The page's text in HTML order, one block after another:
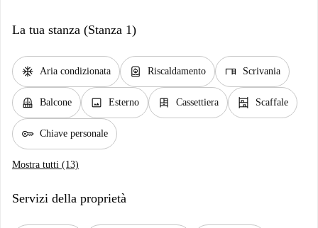
La tua stanza (Stanza 1)
ac_unit Aria condizionata water_heater Riscaldamento desk Scrivania
balcony Balcone image Esterno dresser Cassettiera shelves Scaffale
key Chiave personale
Mostra tutti (13)
Servizi della proprietà